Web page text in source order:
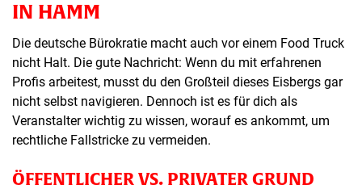
IN HAMM
Die deutsche Bürokratie macht auch vor einem Food Truck
nicht Halt. Die gute Nachricht: Wenn du mit erfahrenen
Profis arbeitest, musst du den Großteil dieses Eisbergs gar
nicht selbst navigieren. Dennoch ist es für dich als
Veranstalter wichtig zu wissen, worauf es ankommt, um
rechtliche Fallstricke zu vermeiden.
ÖFFENTLICHER VS. PRIVATER GRUND